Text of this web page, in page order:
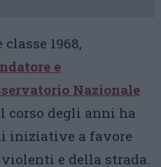
1968,
e
Nazionale
corso degli anni ha
iniziative a favore
e della strada.